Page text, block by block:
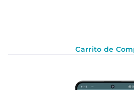
Carrito de